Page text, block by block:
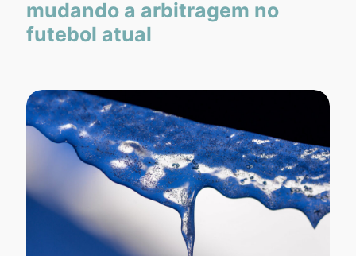
mudando a arbitragem no
futebol atual